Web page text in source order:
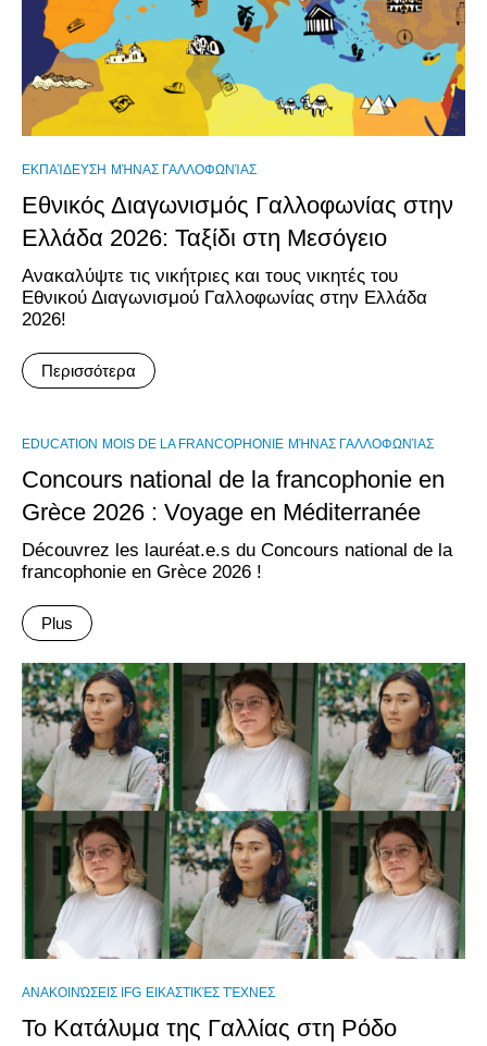
ΕΚΠΑΊΔΕΥΣΗ ΜΉΝΑΣ ΓΑΛΛΟΦΩΝΊΑΣ
Εθνικός Διαγωνισμός Γαλλοφωνίας στην
Ελλάδα 2026: Ταξίδι στη Μεσόγειο
Ανακαλύψτε τις νικήτριες και τους νικητές του
Εθνικού Διαγωνισμού Γαλλοφωνίας στην Ελλάδα
2026!
Περισσότερα
EDUCATION MOIS DE LA FRANCOPHONIE ΜΉΝΑΣ ΓΑΛΛΟΦΩΝΊΑΣ
Concours national de la francophonie en
Grèce 2026 : Voyage en Méditerranée
Découvrez les lauréat.e.s du Concours national de la
francophonie en Grèce 2026 !
Plus
ΑΝΑΚΟΙΝΏΣΕΙΣ IFG ΕΙΚΑΣΤΙΚΈΣ ΤΈΧΝΕΣ
Το Κατάλυμα της Γαλλίας στη Ρόδο